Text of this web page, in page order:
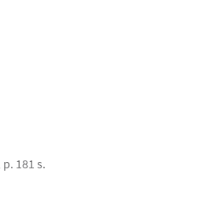
181 s.